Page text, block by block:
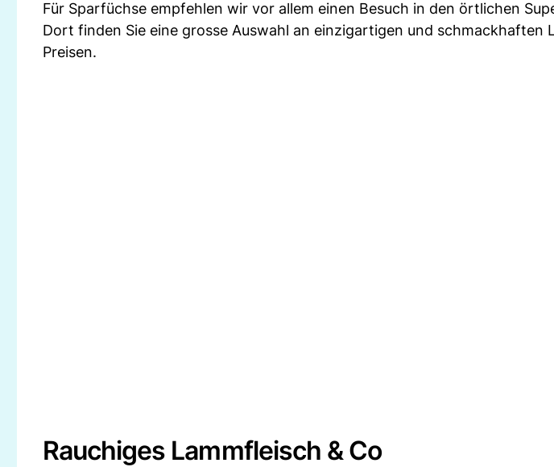
Für Sparfüchse empfehlen wir vor allem einen Besuch in den örtlichen
Dort finden Sie eine grosse Auswahl an einzigartigen und schmackhaften
Preisen.
Rauchiges Lammfleisch & Co